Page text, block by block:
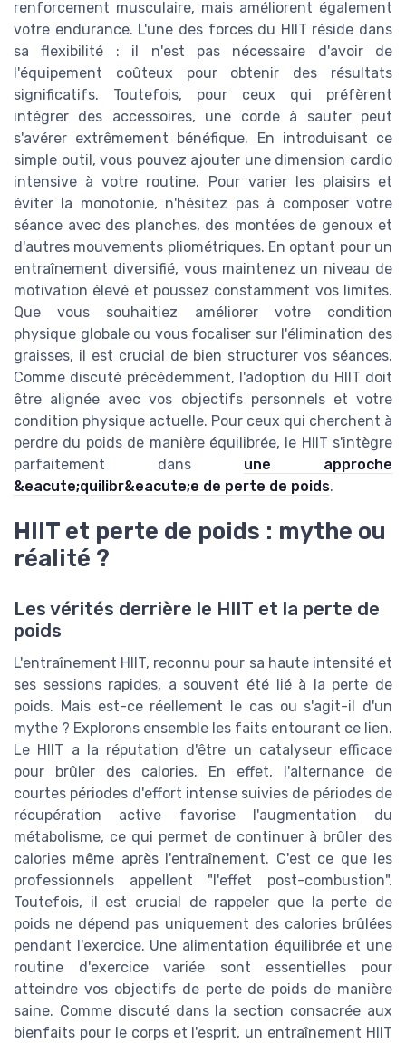
renforcement musculaire, mais améliorent également
votre endurance. L'une des forces du HIIT réside dans
sa flexibilité : il n'est pas nécessaire d'avoir de
l'équipement coûteux pour obtenir des résultats
significatifs. Toutefois, pour ceux qui préfèrent
intégrer des accessoires, une corde à sauter peut
s'avérer extrêmement bénéfique. En introduisant ce
simple outil, vous pouvez ajouter une dimension cardio
intensive à votre routine. Pour varier les plaisirs et
éviter la monotonie, n'hésitez pas à composer votre
séance avec des planches, des montées de genoux et
d'autres mouvements pliométriques. En optant pour un
entraînement diversifié, vous maintenez un niveau de
motivation élevé et poussez constamment vos limites.
Que vous souhaitiez améliorer votre condition
physique globale ou vous focaliser sur l'élimination des
graisses, il est crucial de bien structurer vos séances.
Comme discuté précédemment, l'adoption du HIIT doit
être alignée avec vos objectifs personnels et votre
condition physique actuelle. Pour ceux qui cherchent à
perdre du poids de manière équilibrée, le HIIT s'intègre
parfaitement dans une approche
&eacute;quilibr&eacute;e de perte de poids.
HIIT et perte de poids : mythe ou
réalité ?
Les vérités derrière le HIIT et la perte de
poids
L'entraînement HIIT, reconnu pour sa haute intensité et
ses sessions rapides, a souvent été lié à la perte de
poids. Mais est-ce réellement le cas ou s'agit-il d'un
mythe ? Explorons ensemble les faits entourant ce lien.
Le HIIT a la réputation d'être un catalyseur efficace
pour brûler des calories. En effet, l'alternance de
courtes périodes d'effort intense suivies de périodes de
récupération active favorise l'augmentation du
métabolisme, ce qui permet de continuer à brûler des
calories même après l'entraînement. C'est ce que les
professionnels appellent "l'effet post-combustion".
Toutefois, il est crucial de rappeler que la perte de
poids ne dépend pas uniquement des calories brûlées
pendant l'exercice. Une alimentation équilibrée et une
routine d'exercice variée sont essentielles pour
atteindre vos objectifs de perte de poids de manière
saine. Comme discuté dans la section consacrée aux
bienfaits pour le corps et l'esprit, un entraînement HIIT